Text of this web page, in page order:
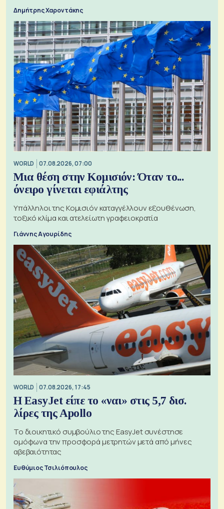
Δημήτρης Χαροντάκης
WORLD 07.08.2026, 07:00
Μια θέση στην Κομισιόν: Όταν το...
όνειρο γίνεται εφιάλτης
Υπάλληλοι της Κομισιόν καταγγέλλουν εξουθένωση,
τοξικό κλίμα και ατελείωτη γραφειοκρατία
Γιάννης Αγουρίδης
WORLD 07.08.2026, 17:45
Η EasyJet είπε το «ναι» στις 5,7 δισ.
λίρες της Apollo
Το διοικητικό συμβούλιο της EasyJet συνέστησε
ομόφωνα την προσφορά μετρητών μετά από μήνες
αβεβαιότητας
Ευθύμιος Τσιλιόπουλος